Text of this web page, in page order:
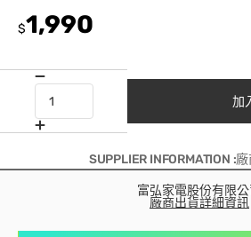
$1,990
加
SUPPLIER INFORMATION :
富弘家電股份有限公
廠商出貨詳細資訊